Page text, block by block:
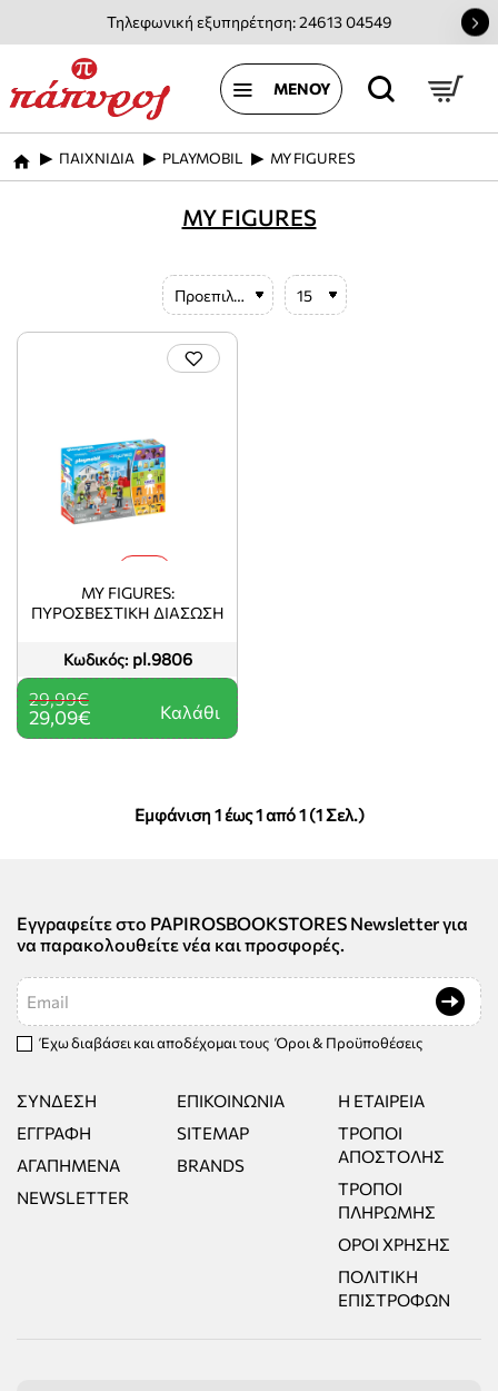
Τηλεφωνική εξυπηρέτηση: 24613 04549
home
ΠΑΙΧΝΙΔΙΑ PLAYMOBIL MY FIGURES
MY FIGURES
Κωδικός: pl.9806
MY FIGURES:
ΠΥΡΟΣΒΕΣΤΙΚΉ ΔΙΆΣΩΣΗ
29,09€
29,99€
Καλάθι
Εμφάνιση 1 έως 1 από 1 (1 Σελ.)
Εγγραφείτε στο PAPIROSBOOKSTORES Newsletter για
να παρακολουθείτε νέα και προσφορές.
Email
Έχω διαβάσει και αποδέχομαι τους Όροι & Προϋποθέσεις
ΣΎΝΔΕΣΗ
ΕΓΓΡΑΦΉ
ΑΓΑΠΗΜΈΝΑ
NEWSLETTER
ΕΠΙΚΟΙΝΩΝΊΑ
SITEMAP
BRANDS
Η ΕΤΑΙΡΕΊΑ
ΤΡΌΠΟΙ
ΑΠΟΣΤΟΛΉΣ
ΤΡΌΠΟΙ
ΠΛΗΡΩΜΉΣ
ΌΡΟΙ ΧΡΉΣΗΣ
ΠΟΛΙΤΙΚΉ
ΕΠΙΣΤΡΟΦΏΝ